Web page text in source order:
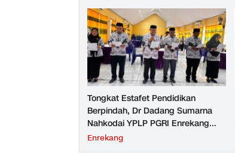
Tongkat Estafet Pendidikan
Berpindah, Dr Dadang Sumarna
Nahkodai YPLP PGRI Enrekang
Lima Tahun ke Depan
Enrekang